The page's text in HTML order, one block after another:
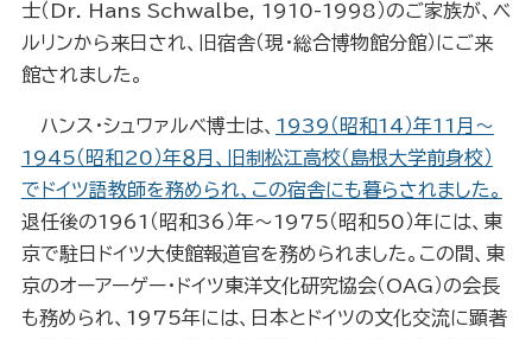
士（Dr. Hans Schwalbe, 1910-1998）のご家族が、ベ
ルリンから来日され、旧宿舎（現・総合博物館分館）にご来
館されました。
ハンス・シュワァルベ博士は、 1939（昭和14）年11月～
1945（昭和20）年８月、旧制松江高校（島根大学前身校）
でドイツ語教師を務められ、この宿舎にも暮らされました。
退任後の1961（昭和36）年～1975（昭和50）年には、東
京で駐日ドイツ大使館報道官を務められました。この間、東
京のオーアーゲー・ドイツ東洋文化研究協会（OAG）の会長
も務められ、1975年には、日本とドイツの文化交流に顕著